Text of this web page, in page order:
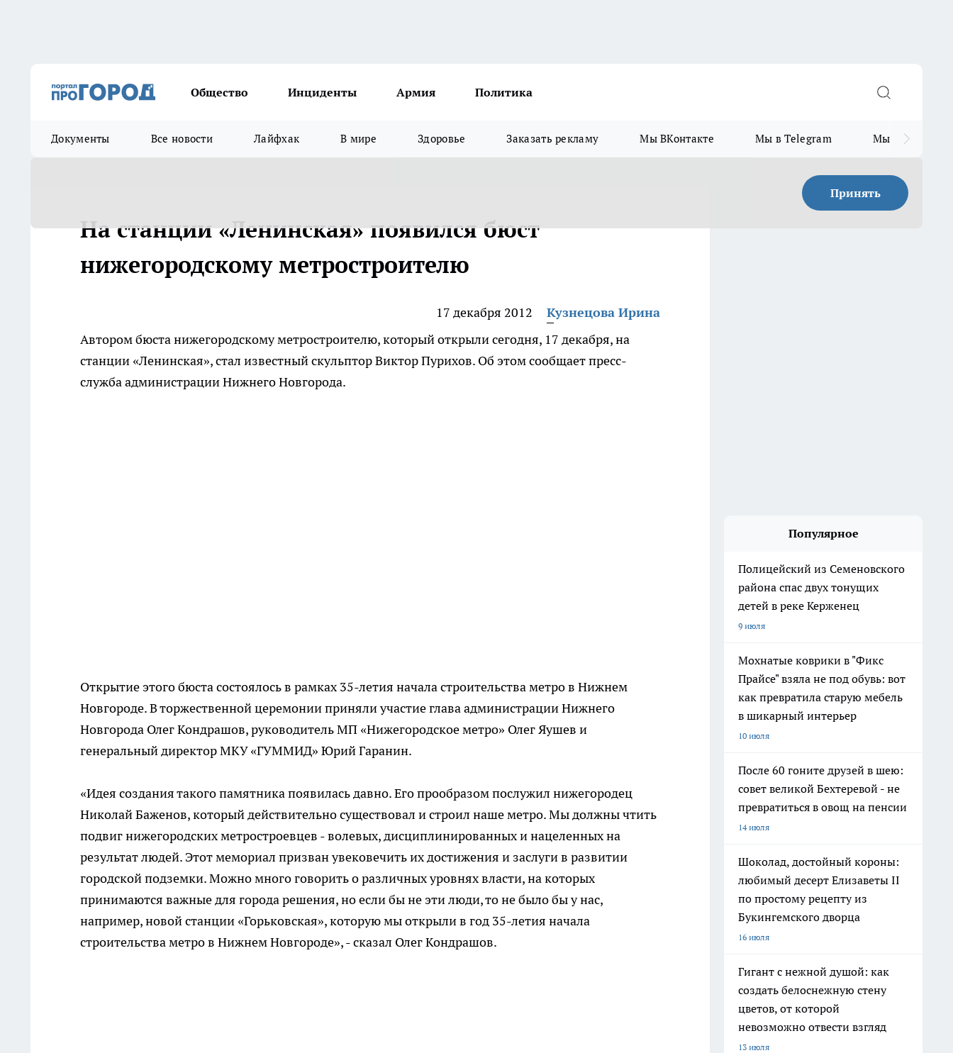
Общество Инциденты Армия Политика
Документы Все новости Лайфхак В мире Здоровье Заказать рекламу Мы ВКонтакте Мы в Telegram Мы в MAX
Принять
На станции «Ленинская» появился бюст
нижегородскому метростроителю
17 декабря 2012
Кузнецова Ирина
Автором бюста нижегородскому метростроителю, который открыли сегодня, 17 декабря, на
станции «Ленинская», стал известный скульптор Виктор Пурихов. Об этом сообщает пресс-
служба администрации Нижнего Новгорода.
Открытие этого бюста состоялось в рамках 35-летия начала строительства метро в Нижнем
Новгороде. В торжественной церемонии приняли участие глава администрации Нижнего
Новгорода Олег Кондрашов, руководитель МП «Нижегородское метро» Олег Яушев и
генеральный директор МКУ «ГУММИД» Юрий Гаранин.
«Идея создания такого памятника появилась давно. Его прообразом послужил нижегородец
Николай Баженов, который действительно существовал и строил наше метро. Мы должны чтить
подвиг нижегородских метростроевцев - волевых, дисциплинированных и нацеленных на
результат людей. Этот мемориал призван увековечить их достижения и заслуги в развитии
городской подземки. Можно много говорить о различных уровнях власти, на которых
принимаются важные для города решения, но если бы не эти люди, то не было бы у нас,
например, новой станции «Горьковская», которую мы открыли в год 35-летия начала
строительства метро в Нижнем Новгороде», - сказал Олег Кондрашов.
Популярное
Полицейский из Семеновского
района спас двух тонущих
детей в реке Керженец
9 июля
Мохнатые коврики в "Фикс
Прайсе" взяла не под обувь: вот
как превратила старую мебель
в шикарный интерьер
10 июля
После 60 гоните друзей в шею:
совет великой Бехтеревой - не
превратиться в овощ на пенсии
14 июля
Шоколад, достойный короны:
любимый десерт Елизаветы II
по простому рецепту из
Букингемского дворца
16 июля
Гигант с нежной душой: как
создать белоснежную стену
цветов, от которой
невозможно отвести взгляд
13 июля